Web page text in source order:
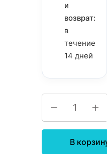
и
возврат:
в
течение
14 дней
В